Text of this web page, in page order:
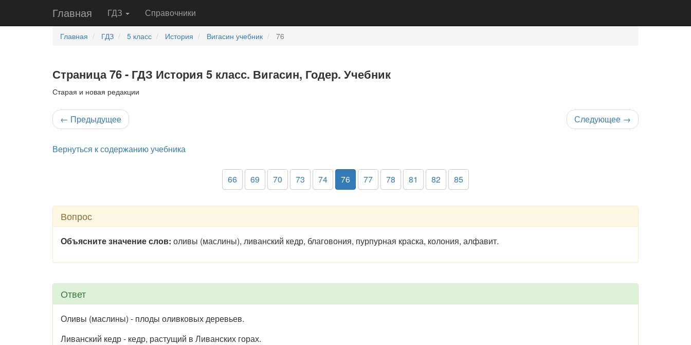
Главная ГДЗ Справочники
Главная ГДЗ 5 класс История Вигасин учебник 76
Страница 76 - ГДЗ История 5 класс. Вигасин, Годер. Учебник
Старая и новая редакции
← Предыдущее Следующее →
Вернуться к содержанию учебника
66 69 70 73 74 76 77 78 81 82 85
Вопрос
Объясните значение слов: оливы (маслины), ливанский кедр, благовония, пурпурная краска, колония, алфавит.
Ответ
Оливы (маслины) - плоды оливковых деревьев.
Ливанский кедр - кедр, растущий в Ливанских горах.